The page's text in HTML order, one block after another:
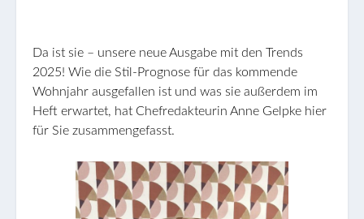
Da ist sie – unsere neue Ausgabe mit den Trends
2025! Wie die Stil-Prognose für das kommende
Wohnjahr ausgefallen ist und was sie außerdem im
Heft erwartet, hat Chefredakteurin Anne Gelpke hier
für Sie zusammengefasst.